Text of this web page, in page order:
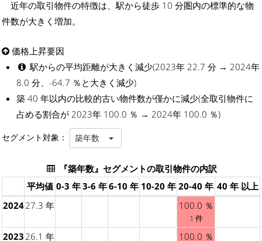
近年の取引物件の特徴は、駅から徒歩 10 分圏内の標準的な物
件数が大きく増加。
価格上昇要因
駅からの平均距離が大きく減少(2023年 22.7 分 → 2024年
8.0 分、-64.7 ％と大きく減少)
築 40 年以内の比較的古い物件数が僅かに減少(全取引物件に
占める割合が 2023年 100.0 ％ → 2024年 100.0 ％)
セグメント対象： 築年数
『築年数』セグメントの取引物件の内訳
平均値 0-3 年3-6 年6-10 年 10-20 年 20-40 年 40 年 以上
202427.3 年 100.0 ％
1 件
2023 26.1 年 100.0 ％